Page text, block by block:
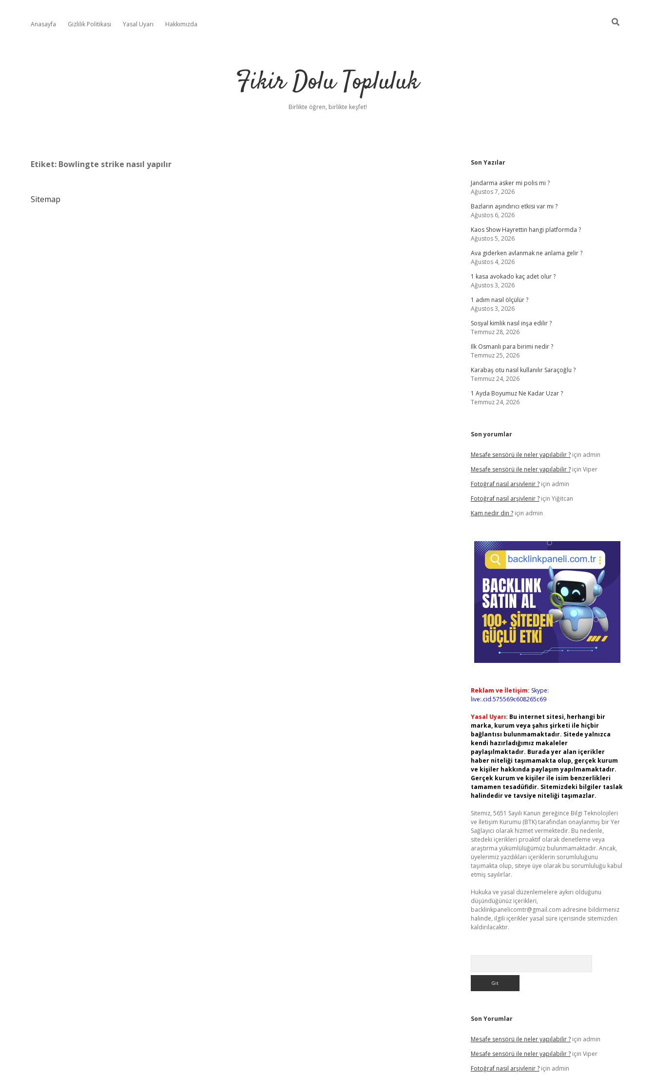
Anasayfa Gizlilik Politikası Yasal Uyarı Hakkımızda
Fikir Dolu Topluluk
Birlikte öğren, birlikte keşfet!
Etiket: Bowlingte strike nasıl yapılır
Sitemap
Sidebar
Son Yazılar
Jandarma asker mi polis mi ?
Ağustos 7, 2026
Bazların aşındırıcı etkisi var mı ?
Ağustos 6, 2026
Kaos Show Hayrettin hangi platformda ?
Ağustos 5, 2026
Ava giderken avlanmak ne anlama gelir ?
Ağustos 4, 2026
1 kasa avokado kaç adet olur ?
Ağustos 3, 2026
1 adım nasıl ölçülür ?
Ağustos 3, 2026
Sosyal kimlik nasıl inşa edilir ?
Temmuz 28, 2026
Ilk Osmanlı para birimi nedir ?
Temmuz 25, 2026
Karabaş otu nasıl kullanılır Saraçoğlu ?
Temmuz 24, 2026
1 Ayda Boyumuz Ne Kadar Uzar ?
Temmuz 24, 2026
Son yorumlar
Mesafe sensörü ile neler yapılabilir ?için admin
Mesafe sensörü ile neler yapılabilir ?için Viper
Fotoğraf nasıl arşivlenir ?için admin
Fotoğraf nasıl arşivlenir ?için Yiğitcan
Kam nedir din ?için admin
Reklam ve İletişim: Skype:
live:.cid.575569c608265c69
Yasal Uyarı: Bu internet sitesi, herhangi bir
marka, kurum veya şahıs şirketi ile hiçbir
bağlantısı bulunmamaktadır. Sitede yalnızca
kendi hazırladığımız makaleler
paylaşılmaktadır. Burada yer alan içerikler
haber niteliği taşımamakta olup, gerçek kurum
ve kişiler hakkında paylaşım yapılmamaktadır.
Gerçek kurum ve kişiler ile isim benzerlikleri
tamamen tesadüfidir. Sitemizdeki bilgiler taslak
halindedir ve tavsiye niteliği taşımazlar.
Sitemiz, 5651 Sayılı Kanun gereğince Bilgi Teknolojileri
ve İletişim Kurumu (BTK) tarafından onaylanmış bir Yer
Sağlayıcı olarak hizmet vermektedir. Bu nedenle,
sitedeki içerikleri proaktif olarak denetleme veya
araştırma yükümlülüğümüz bulunmamaktadır. Ancak,
üyelerimiz yazdıkları içeriklerin sorumluluğunu
taşımakta olup, siteye üye olarak bu sorumluluğu kabul
etmiş sayılırlar.
Hukuka ve yasal düzenlemelere aykırı olduğunu
düşündüğünüz içerikleri,
backlinkpanelicomtr@gmail.com adresine bildirmeniz
halinde, ilgili içerikler yasal süre içerisinde sitemizden
kaldırılacaktır.
Son Yorumlar
Mesafe sensörü ile neler yapılabilir ?için admin
Mesafe sensörü ile neler yapılabilir ?için Viper
Fotoğraf nasıl arşivlenir ?için admin